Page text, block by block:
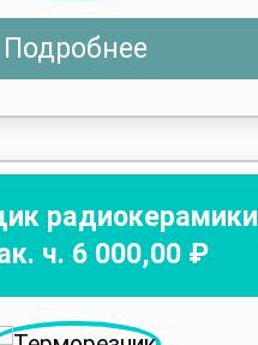
Подробнее
радиокерамики
ч. 6 000,00 ₽